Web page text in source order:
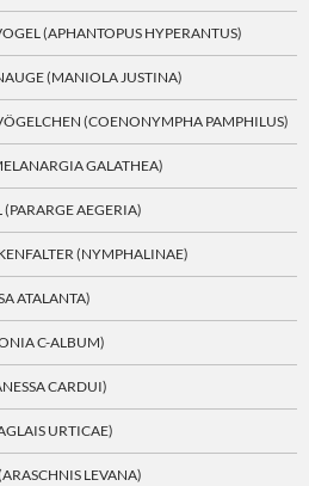
(APHANTOPUS HYPERANTUS)
(MANIOLA JUSTINA)
(COENONYMPHA PAMPHILUS)
GALATHEA)
AEGERIA)
(NYMPHALINAE)
ATALANTA)
C-ALBUM)
CARDUI)
URTICAE)
LEVANA)